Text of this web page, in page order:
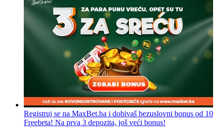
Registruj se na MaxBet.ba i dobivaš bezuslovni bonus od 10
Freebeta! Na prva 3 depozita, još veći bonus!